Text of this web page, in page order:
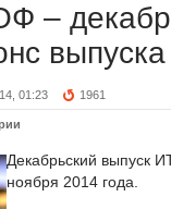
–
выпуска
01:23 1961
Декабрьский выпуск
ноября 2014 года.